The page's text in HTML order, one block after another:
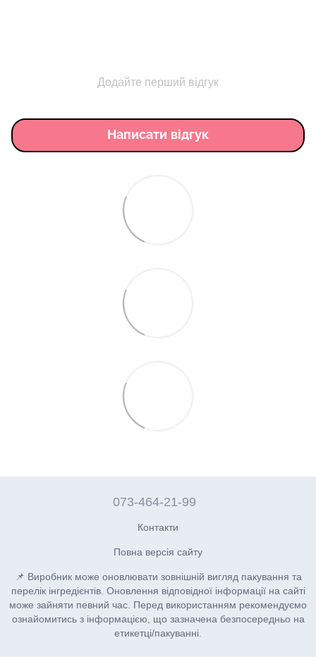
Додайте перший відгук
Написати відгук
073-464-21-99
Контакти
Повна версія сайту
📌 Виробник може оновлювати зовнішній вигляд пакування та
перелік інгредієнтів. Оновлення відповідної інформації на сайті
може зайняти певний час. Перед використанням рекомендуємо
ознайомитись з інформацією, що зазначена безпосередньо на
етикетці/пакуванні.